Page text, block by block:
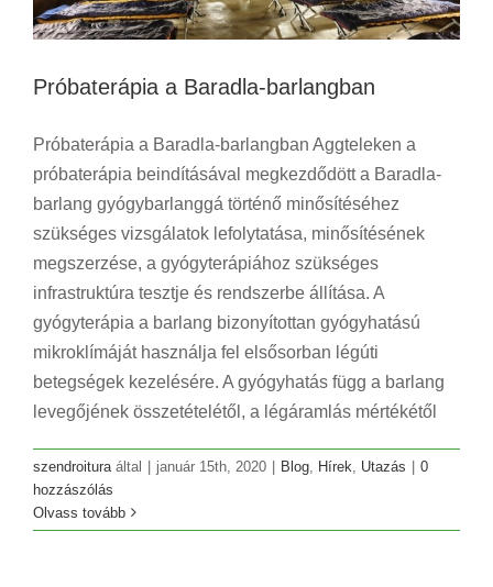
Próbaterápia a Baradla-barlangban
Próbaterápia a Baradla-barlangban Aggteleken a
próbaterápia beindításával megkezdődött a Baradla-
barlang gyógybarlanggá történő minősítéséhez
szükséges vizsgálatok lefolytatása, minősítésének
megszerzése, a gyógyterápiához szükséges
infrastruktúra tesztje és rendszerbe állítása. A
gyógyterápia a barlang bizonyítottan gyógyhatású
mikroklímáját használja fel elsősorban légúti
betegségek kezelésére. A gyógyhatás függ a barlang
levegőjének összetételétől, a légáramlás mértékétől
szendroitura által | január 15th, 2020 | Blog Hírek Utazás | 0
hozzászólás
Olvass továbbFöld alatti túra Magyarország legnagyobb